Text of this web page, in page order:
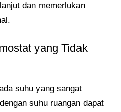
dan memerlukan
yang Tidak
suhu yang sangat
suhu ruangan dapat